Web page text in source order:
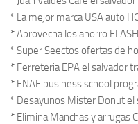
* La mejor marca USA auto
* Aprovecha los ahorro
* Super Seectos ofertas de
* Ferreteria EPA el salvador
* ENAE business school
* Desayunos Mister Donut el
* Elimina Manchas y arrugas